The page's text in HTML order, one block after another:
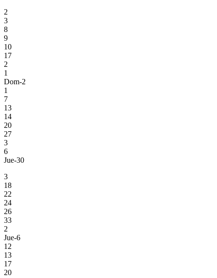
2
3
8
9
10
17
2
1
Dom-2
1
7
13
14
20
27
3
6
Jue-30
3
18
22
24
26
33
2
Jue-6
12
13
17
20